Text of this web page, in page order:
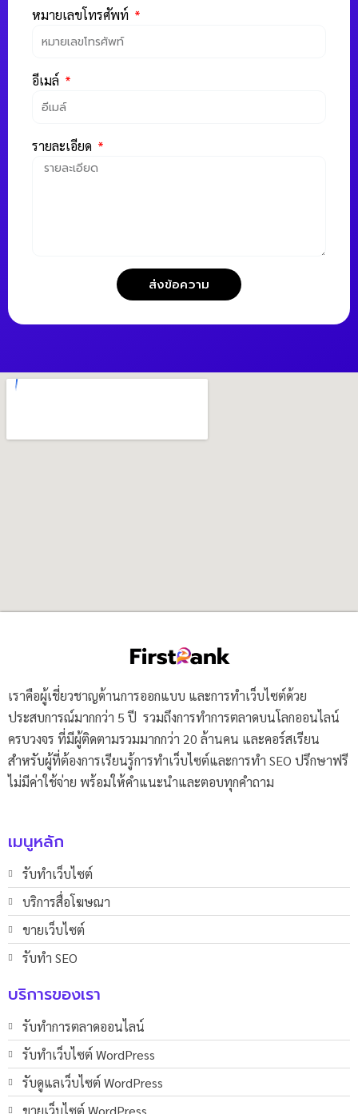
หมายเลขโทรศัพท์
อีเมล์
รายละเอียด
ส่งข้อความ
เราคือผู้เชี่ยวชาญด้านการออกแบบ และการทำเว็บไซต์ด้วย
ประสบการณ์มากกว่า 5 ปี รวมถึงการทำการตลาดบนโลกออนไลน์
ครบวงจร ที่มีผู้ติดตามรวมมากกว่า 20 ล้านคน และคอร์สเรียน
สำหรับผู้ที่ต้องการเรียนรู้การทำเว็บไซต์และการทำ SEO ปรึกษาฟรี
ไม่มีค่าใช้จ่าย พร้อมให้คำแนะนำและตอบทุกคำถาม
เมนูหลัก
รับทำเว็บไซต์
บริการสื่อโฆษณา
ขายเว็บไซต์
รับทำ SEO
บริการของเรา
รับทำการตลาดออนไลน์
รับทําเว็บไซต์ WordPress
รับดูแลเว็บไซต์ WordPress
ขายเว็บไซต์ WordPress